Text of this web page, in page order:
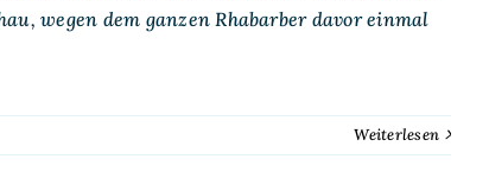
wegen dem ganzen Rhabarber davor einmal
Weiterlesen